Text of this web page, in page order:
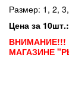
Размер: 1, 2,
Цена за 10шт.:
МАГАЗИНЕ